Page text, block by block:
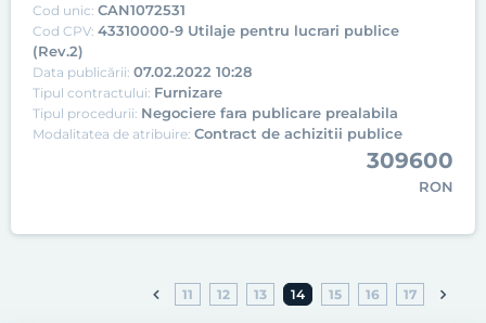
Cod unic: CAN1072531
Cod CPV: 43310000-9 Utilaje pentru lucrari publice
(Rev.2)
Data publicării: 07.02.2022 10:28
Tipul contractului: Furnizare
Tipul procedurii: Negociere fara publicare prealabila
Modalitatea de atribuire: Contract de achizitii publice
309600
RON
11 12 13 14 15 16 17